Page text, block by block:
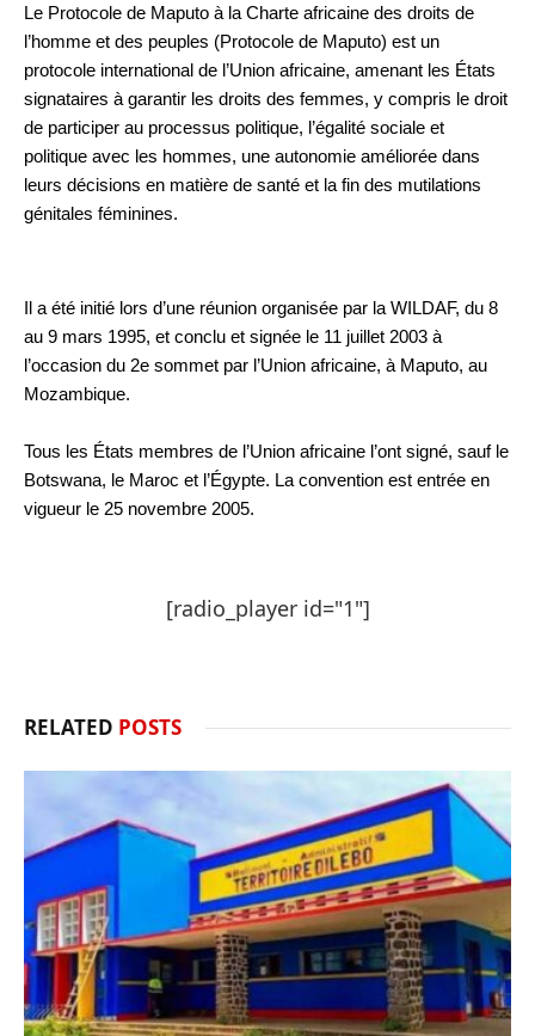
Le Protocole de Maputo à la Charte africaine des droits de
l’homme et des peuples (Protocole de Maputo) est un
protocole international de l’Union africaine, amenant les États
signataires à garantir les droits des femmes, y compris le droit
de participer au processus politique, l’égalité sociale et
politique avec les hommes, une autonomie améliorée dans
leurs décisions en matière de santé et la fin des mutilations
génitales féminines.
Il a été initié lors d’une réunion organisée par la WILDAF, du 8
au 9 mars 1995, et conclu et signée le 11 juillet 2003 à
l’occasion du 2e sommet par l’Union africaine, à Maputo, au
Mozambique.
Tous les États membres de l’Union africaine l’ont signé, sauf le
Botswana, le Maroc et l’Égypte. La convention est entrée en
vigueur le 25 novembre 2005.
[radio_player id="1"]
RELATED POSTS